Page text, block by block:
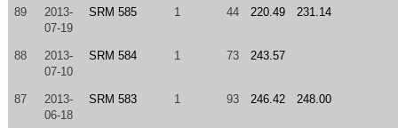
89
2013-
07-19
SRM 585 1 44 220.49 231.14
88
2013-
07-10
SRM 584 1 73 243.57
87
2013-
06-18
SRM 583 1 93 246.42 248.00